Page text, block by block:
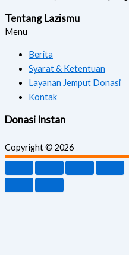
Tentang Lazismu
Menu
Berita
Syarat & Ketentuan
Layanan Jemput Donasi
Kontak
Donasi Instan
Copyright © 2026